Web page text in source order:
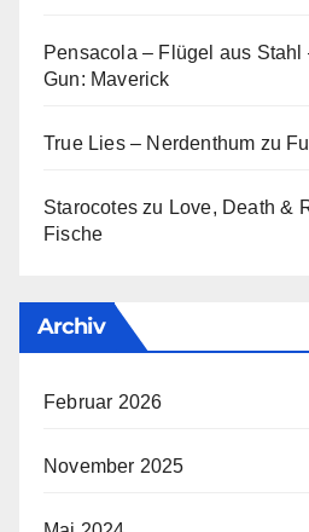
Pensacola – Flügel aus Stahl
Gun: Maverick
True Lies – Nerdenthum zu
Starocotes zu Love, Death &
Fische
Archiv
Februar 2026
November 2025